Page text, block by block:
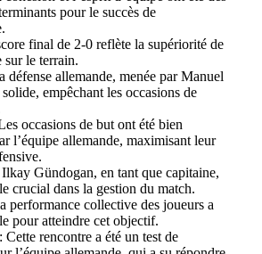
pour le succès de
final de 2-0 reflète la supériorité de
sur le terrain.
défense allemande, menée par Manuel
empêchant les occasions de
occasions de but ont été bien
l’équipe allemande, maximisant leur
Ilkay Gündogan, en tant que capitaine,
crucial dans la gestion du match.
performance collective des joueurs a
pour atteindre cet objectif.
: Cette rencontre a été un test de